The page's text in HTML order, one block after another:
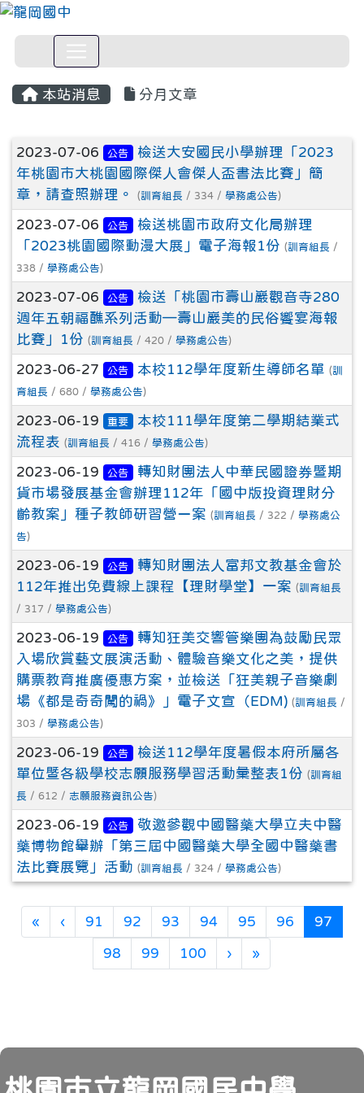
本站消息 分月文章
文章列表
2023-07-06 公告
檢送大安國民小學辦理「2023
年桃園市大桃園國際傑人會傑人盃書法比賽」簡
章，請查照辦理。
(訓育組長 / 334 / 學務處公告)
2023-07-06 公告
檢送桃園市政府文化局辦理
「2023桃園國際動漫大展」電子海報1份 (訓育組長 /
338 / 學務處公告)
2023-07-06 公告
檢送「桃園市壽山巖觀音寺280
週年五朝福醮系列活動—壽山巖美的民俗饗宴海報
比賽」1份 (訓育組長 / 420 / 學務處公告)
2023-06-27 公告 本校112學年度新生導師名單 (訓
育組長 / 680 / 學務處公告)
2023-06-19 重要
本校111學年度第二學期結業式
流程表 (訓育組長 / 416 / 學務處公告)
2023-06-19 公告
轉知財團法人中華民國證券暨期
貨市場發展基金會辦理112年「國中版投資理財分
齡教案」種子教師研習營ㄧ案 (訓育組長 / 322 / 學務處公
告)
2023-06-19 公告
轉知財團法人富邦文教基金會於
112年推出免費線上課程【理財學堂】一案 (訓育組長
/ 317 / 學務處公告)
2023-06-19 公告
轉知狂美交響管樂團為鼓勵民眾
入場欣賞藝文展演活動、體驗音樂文化之美，提供
購票教育推廣優惠方案，並檢送「狂美親子音樂劇
場《都是奇奇闖的禍》」電子文宣（EDM) (訓育組長 /
303 / 學務處公告)
2023-06-19 公告
檢送112學年度暑假本府所屬各
單位暨各級學校志願服務學習活動彙整表1份 (訓育組
長 / 612 / 志願服務資訊公告)
2023-06-19 公告
敬邀參觀中國醫藥大學立夫中醫
藥博物館舉辦「第三屆中國醫藥大學全國中醫藥書
法比賽展覽」活動 (訓育組長 / 324 / 學務處公告)
« 第一頁
‹上一頁
91 92 93 94 95 96 97
98 99 100 ›下一頁
»
頁尾